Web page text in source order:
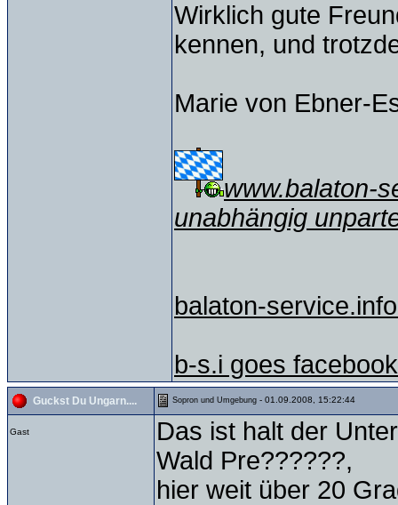
Wirklich gute
kennen, und
Marie von Ebner-
www.balaton-
unabhängig
balaton-
b-s.i goes facebook
Guckst Du Ungarn.... Sopron und Umgebung - 01.09.2008, 15:22:44
Gast
Das ist halt der
Wald Pre??????,
hier weit über 20